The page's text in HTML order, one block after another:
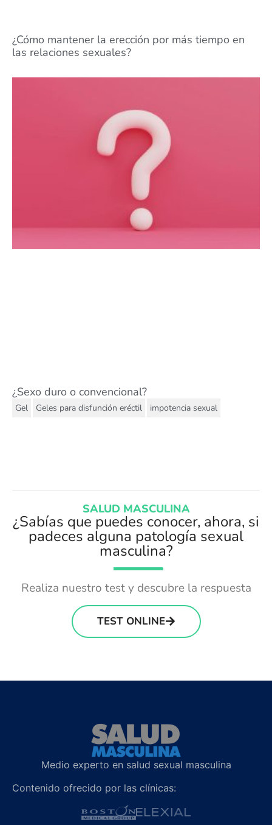
¿Cómo mantener la erección por más tiempo en
las relaciones sexuales?
¿Sexo duro o convencional?
Gel Geles para disfunción eréctil impotencia sexual
SALUD MASCULINA
¿Sabías que puedes conocer, ahora, si
padeces alguna patología sexual
masculina?
Realiza nuestro test y descubre la respuesta
TEST ONLINE
Medio experto en salud sexual masculina
Contenido ofrecido por las clínicas: